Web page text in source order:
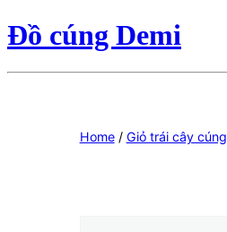
Đồ cúng Demi
Home/ Giỏ trái cây cúng